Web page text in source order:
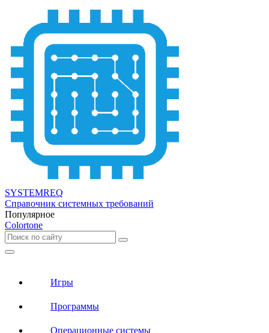
SYSTEMREQ
Справочник системных требований
Популярное
Colortone
Игры
Программы
Операционные системы